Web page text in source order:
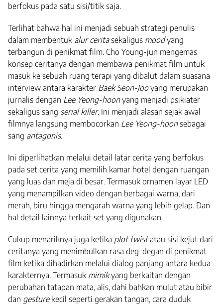
berfokus pada satu sisi/titik saja.
Terlihat bahwa hal ini menjadi sebuah strategi penulis
dalam membentuk alur ceritasekaligus moodyang
terbangun di penikmat film. Cho Young-jun mengemas
konsep ceritanya dengan membawa penikmat film untuk
masuk ke sebuah ruang terapi yang dibalut dalam suasana
interview antara karakter Baek Seon-Jooyang merupakan
jurnalis dengan Lee Yeong-hoonyang menjadi psikiater
sekaligus sang serial killer. Ini menjadi alasan sejak awal
filmnya langsung membocorkan Lee Yeong-hoonsebagai
sang antagonis.
Ini diperlihatkan melalui detail latar cerita yang berfokus
pada set cerita yang memilih kamar hotel dengan ruangan
yang luas dan meja di besar. Termasuk ornamen layar LED
yang menampilkan video dengan berbagai warna, dari
merah, biru hingga mengarah warna yang lebih gelap. Dan
hal detail lainnya terkait set yang digunakan.
Cukup menariknya juga ketika plot twistatau sisi kejut dari
ceritanya yang menimbulkan rasa deg-degan di penikmat
film ketika dihadirkan melalui dialog panjang antara kedua
karakternya. Termasuk mimikyang berkaitan dengan
perubahan tatapan mata, alis, dahi bahkan mulut atau bibir
dan gesturekecil seperti gerakan tangan, cara duduk